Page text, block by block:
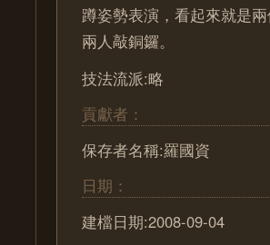
蹲姿勢表演，看起來就是
兩人敲銅鑼。
技法流派:略
貢獻者：
保存者名稱:羅國資
日期：
建檔日期:2008-09-04